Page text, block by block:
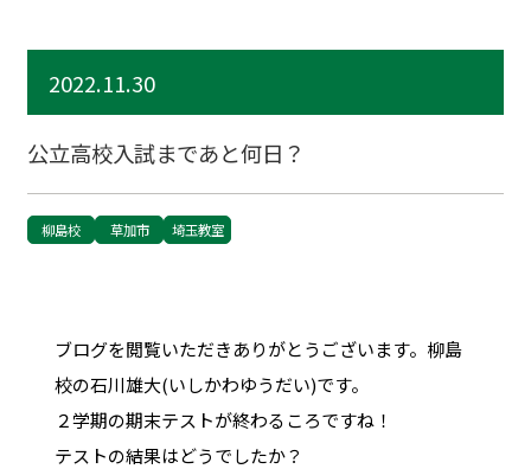
2022.11.30
公立高校入試まであと何日？
柳島校 草加市 埼玉教室
ブログを閲覧いただきありがとうございます。柳島
校の石川雄大(いしかわゆうだい)です。
２学期の期末テストが終わるころですね！
テストの結果はどうでしたか？